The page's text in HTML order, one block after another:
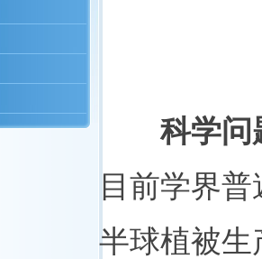
科学问
目前学界
半球植被生